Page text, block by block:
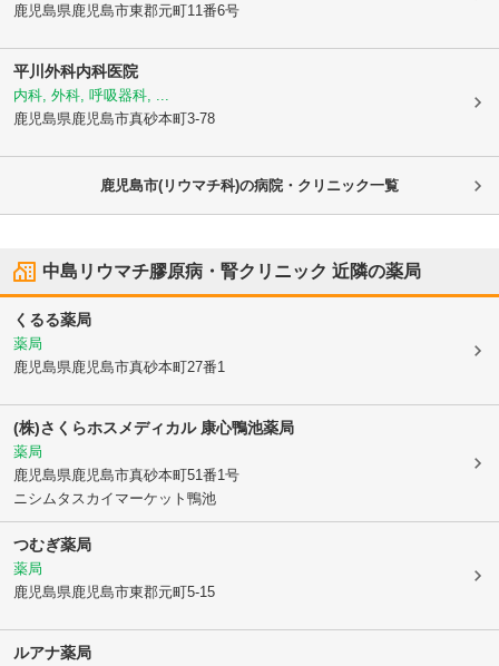
鹿児島県鹿児島市東郡元町11番6号
平川外科内科医院
内科, 外科, 呼吸器科, ...
鹿児島県鹿児島市真砂本町3-78
鹿児島市(リウマチ科)の病院・クリニック一覧
中島リウマチ膠原病・腎クリニック 近隣の薬局
くるる薬局
薬局
鹿児島県鹿児島市真砂本町27番1
(株)さくらホスメディカル 康心鴨池薬局
薬局
鹿児島県鹿児島市真砂本町51番1号
ニシムタスカイマーケット鴨池
つむぎ薬局
薬局
鹿児島県鹿児島市東郡元町5-15
ルアナ薬局